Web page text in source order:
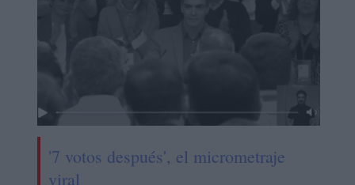
'7 votos después', el micrometraje
viral